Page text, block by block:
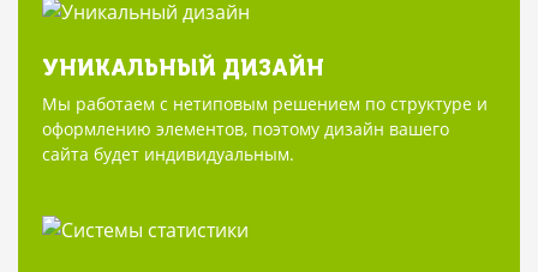
УНИКАЛЬНЫЙ ДИЗАЙН
Мы работаем с нетиповым решением по структуре и
оформлению элементов, поэтому дизайн вашего
сайта будет индивидуальным.